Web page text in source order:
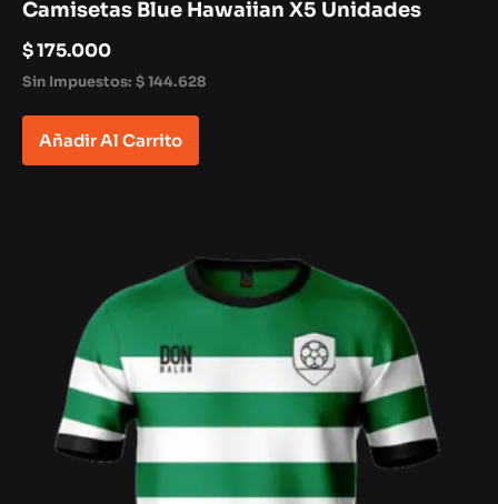
Camisetas Blue Hawaiian X5 Unidades
$175.000
Sin Impuestos: $144.628
Añadir Al Carrito